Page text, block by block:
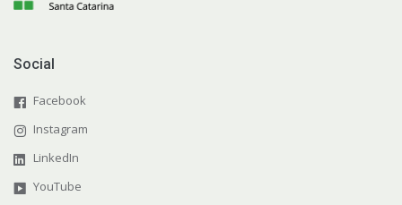
Social
Facebook
Instagram
LinkedIn
YouTube